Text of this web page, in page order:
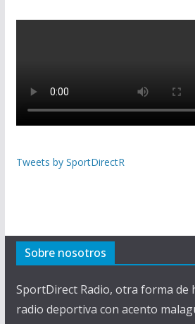
Tweets by SportDirectR
Sobre nosotros
SportDirect Radio, otra forma de
radio deportiva con acento